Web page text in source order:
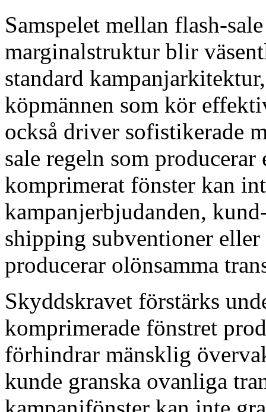
Samspelet mellan flash-
marginalstruktur blir
standard
köpmännen som kör
också driver sofistikerade
sale regeln som
komprimerat fönster kan
kampanjerbjudanden,
shipping subventioner eller
producerar olönsamma
Skyddskravet förstärks
komprimerade fönstret
förhindrar mänsklig
kunde granska ovanliga